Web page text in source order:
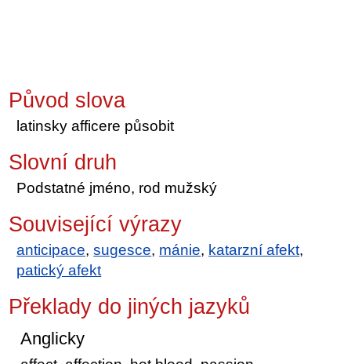
Původ slova
latinsky afficere působit
Slovní druh
Podstatné jméno, rod mužský
Související výrazy
anticipace,sugesce, mánie, katarzní afekt,
patický afekt
Překlady do jiných jazyků
Anglicky